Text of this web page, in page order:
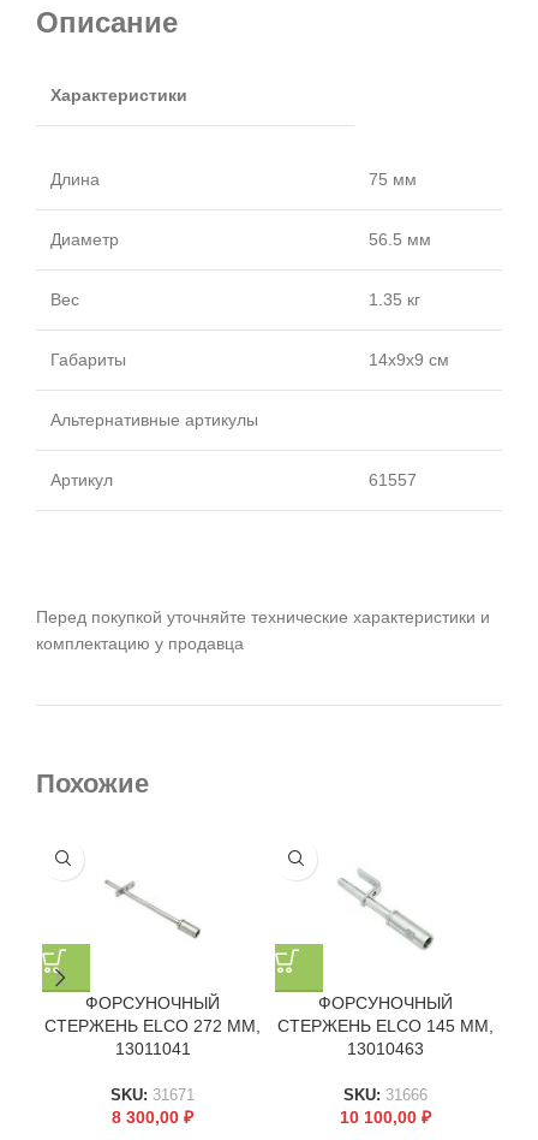
Описание
Характеристики
Длина 75 мм
Диаметр 56.5 мм
Вес 1.35 кг
Габариты 14x9x9 см
Альтернативные артикулы
Артикул 61557
Перед покупкой уточняйте технические характеристики и
комплектацию у продавца
Похожие
ФОРСУНОЧНЫЙ
СТЕРЖЕНЬ ELCO 272 ММ,
13011041
SKU: 31671
8 300,00 ₽
ФОРСУНОЧНЫЙ
СТЕРЖЕНЬ ELCO 145 ММ,
13010463
SKU: 31666
10 100,00 ₽